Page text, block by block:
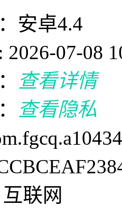
安卓4.4
07-08
查看详情
查看隐私
联网